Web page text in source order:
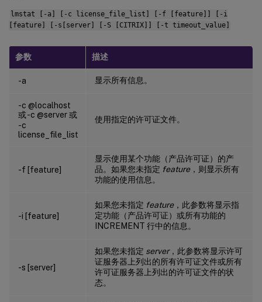
lmstat [-a] [-c license_file_list] [-f [feature]] [-i
[feature] [-s[server] [-S [CITRIX]] [-t timeout_value]
参数 描述
-a 显示所有信息。
-c @localhost
或 -c @server 或
-c
license_file_list
使用指定的许可证文件。
-f [feature]
显示使用某个功能（产品许可证）的产
品。如果您未指定 feature，则显示所有
功能的使用信息。
-i [feature]
如果您未指定 feature，此参数将显示指
定功能（产品许可证）或所有功能的
INCREMENT 行中的信息。
-s [server]
如果您未指定 server，此参数将显示许可
证服务器上列出的所有许可证文件或所有
许可证服务器上列出的许可证文件的状
态。